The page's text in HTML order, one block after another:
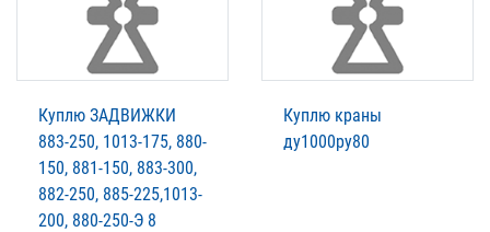
Куплю ЗАДВИЖКИ
883-250, 1013-175, 880-
150, 881-150, 883-300,
882-250, 885-225,1013-
200, 880-250-Э 8
Куплю краны
ду1000ру80